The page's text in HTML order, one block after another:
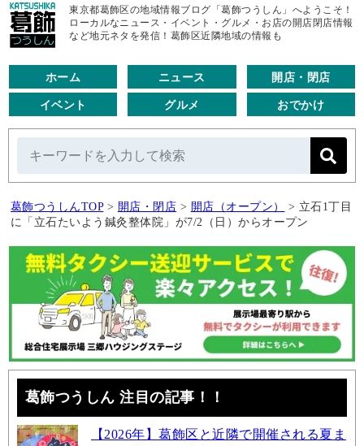
東京都葛飾区の地域情報ブログ「葛飾つうしん」へようこそ！
ローカルなニュース・イベント・グルメ・お店の開店閉店情報
など地元ネタを発信！葛飾区近隣地域の情報も
ホーム ニュース 開店・閉店
イベント グルメ おでかけ
葛飾つうしんTOP > 開店・閉店 > 開店（オープン） > 立石1丁目
に「立石たいよう鍼灸整体院」が7/2（日）からオープン
葛飾つうしん 注目の記事！！
【2026年】葛飾区と近隣で開催される夏ま